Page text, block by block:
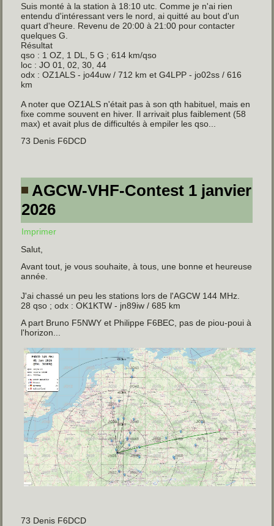
Suis monté à la station à 18:10 utc. Comme je n'ai rien
entendu d'intéressant vers le nord, ai quitté au bout d'un
quart d'heure. Revenu de 20:00 à 21:00 pour contacter
quelques G.
Résultat
qso : 1 OZ, 1 DL, 5 G ; 614 km/qso
loc : JO 01, 02, 30, 44
odx : OZ1ALS - jo44uw / 712 km et G4LPP - jo02ss / 616
km
A noter que OZ1ALS n'était pas à son qth habituel, mais en
fixe comme souvent en hiver. Il arrivait plus faiblement (58
max) et avait plus de difficultés à empiler les qso...
73 Denis F6DCD
AGCW-VHF-Contest 1 janvier
2026
Imprimer
Salut,
Avant tout, je vous souhaite, à tous, une bonne et heureuse
année.
J'ai chassé un peu les stations lors de l'AGCW 144 MHz.
28 qso ; odx : OK1KTW - jn89iw / 685 km
A part Bruno F5NWY et Philippe F6BEC, pas de piou-poui à
l'horizon...
73 Denis F6DCD